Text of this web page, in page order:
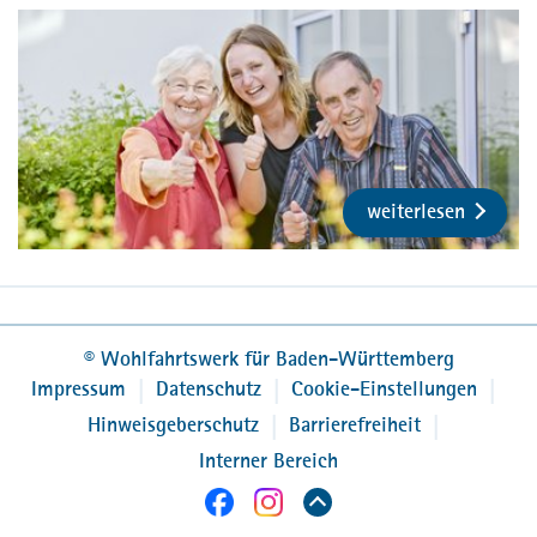
Pflegedienstleitung, Krankenwohnung
Gablenberg der
Diakoniestation Stuttgart
Projekt InPortant – Case- und Care-
Management
einer Übergangsmanagerin:
Vom Robert Bosch Krankenhaus in die
Häuslichkeit
Projektleitung, Wohlfahrtswerk für Baden-
Württemberg
Community Health Nursing in der
sektorenübergreifenden
weiterlesen
© Wohlfahrtswerk für Baden-Württemberg
Impressum
Datenschutz
Cookie-Einstellungen
Hinweisgeberschutz
Barrierefreiheit
Interner Bereich